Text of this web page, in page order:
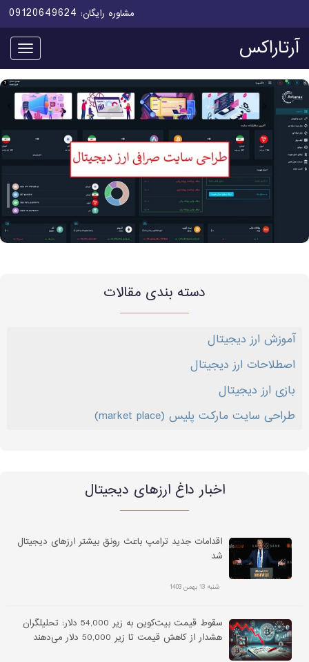
مشاوره رایگان: 09120649624
منو آرتاراکس
دسته بندی مقالات
آموزش ارز دیجیتال
اصطلاحات ارز دیجیتال
بازی ارز دیجیتال
طراحی سایت مارکت پلیس (market place)
اخبار داغ ارز‌های دیجیتال
اقدامات جدید ترامپ باعث رونق بیشتر ارزهای دیجیتال
شد
شنبه 13 بهمن 1403
سقوط قیمت بیت‌کوین به زیر 54,000 دلار: تحلیلگران
هشدار از کاهش قیمت تا زیر 50,000 دلار می‌دهند